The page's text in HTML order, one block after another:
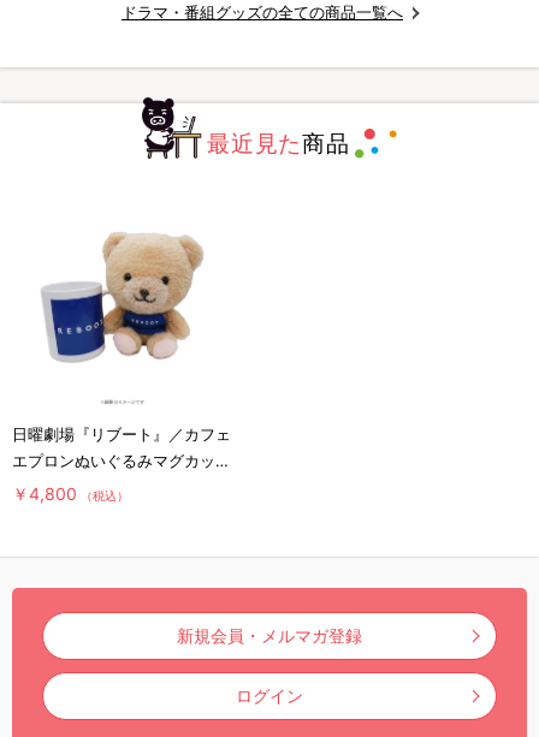
ドラマ・番組グッズの全ての商品一覧へ
最近見た商品
日曜劇場『リブート』／カフェ
エプロンぬいぐるみマグカップ
セット／ブルー
￥4,800 （税込）
新規会員・メルマガ登録
ログイン